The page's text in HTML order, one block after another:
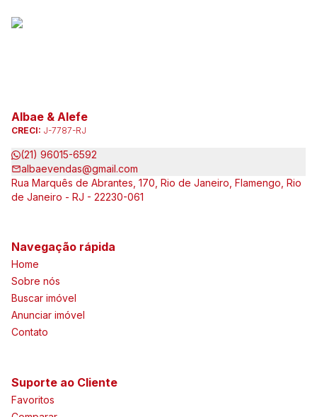
Albae & Alefe
CRECI: J-7787-RJ
(21) 96015-6592
albaevendas@gmail.com
Rua Marquês de Abrantes, 170, Rio de Janeiro, Flamengo, Rio
de Janeiro - RJ - 22230-061
Navegação rápida
Home
Sobre nós
Buscar imóvel
Anunciar imóvel
Contato
Suporte ao Cliente
Favoritos